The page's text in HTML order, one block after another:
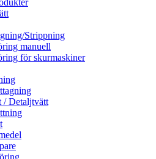
Strippning
manuell
för skurmaskiner
/ Detaljtvätt